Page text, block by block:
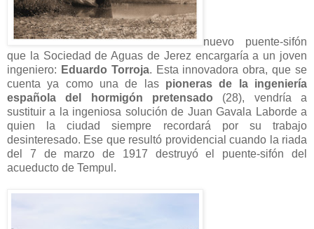
nuevo puente-sifón
que la Sociedad de Aguas de Jerez encargaría a un joven
ingeniero: Eduardo Torroja. Esta innovadora obra, que se
cuenta ya como una de las pioneras de la ingeniería
española del hormigón pretensado (28), vendría a
sustituir a la ingeniosa solución de Juan Gavala Laborde a
quien la ciudad siempre recordará por su trabajo
desinteresado. Ese que resultó providencial cuando la riada
del 7 de marzo de 1917 destruyó el puente-sifón del
acueducto de Tempul.